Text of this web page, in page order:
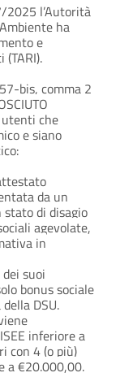
2025 l’Autorità
ha
e
bis, comma 2
utenti che
e siano
da un
di disagio
agevolate,
in
suoi
bonus sociale
DSU.
inferiore a
con 4 (o più)
a €20.000,00.